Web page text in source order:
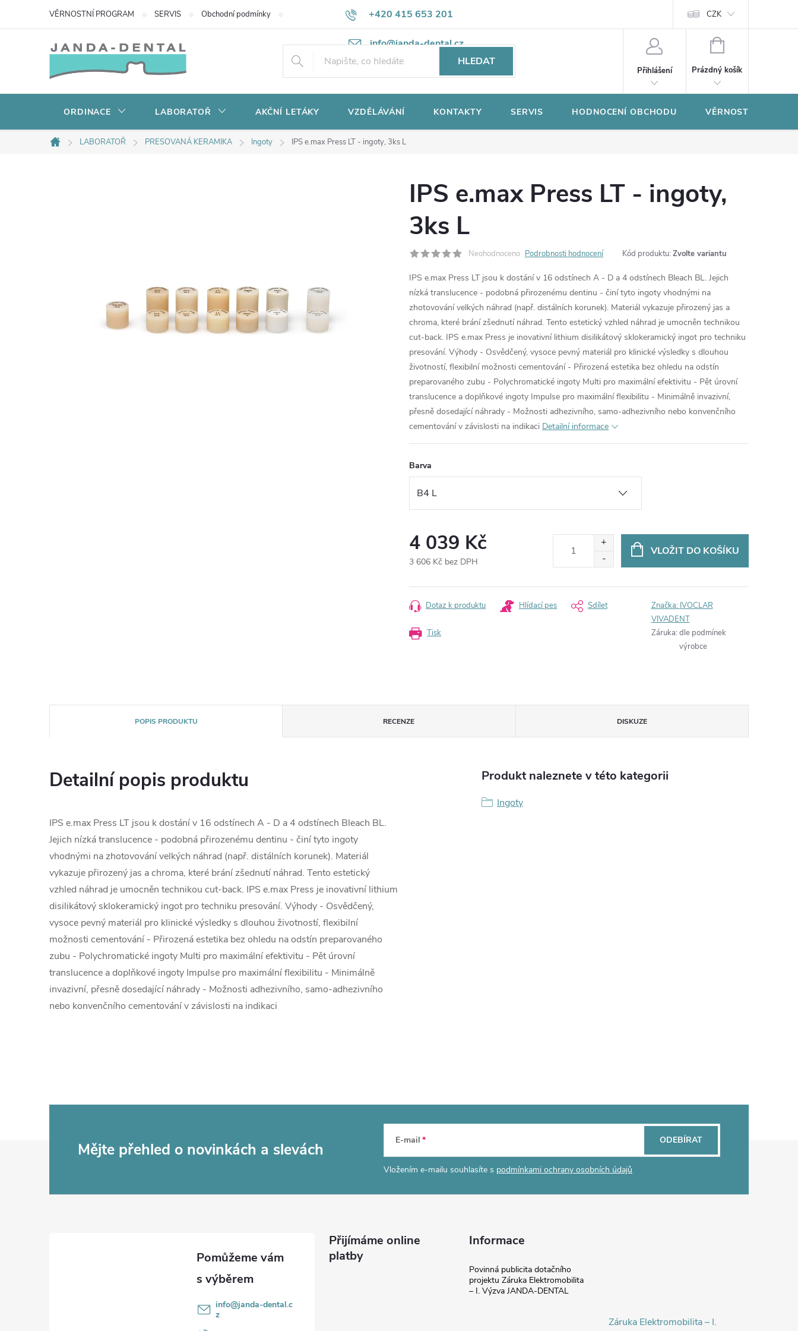
+420 415 653 201
info@janda-dental.cz
VĚRNOSTNÍ PROGRAM SERVIS Obchodní podmínky Potřebujete poradit? Ochrana osobních údajů CZK
HLEDAT
Přihlášení
NÁKUPNÍ
Prázdný košík
ORDINACE LABORATOŘ AKČNÍ LETÁKY VZDĚLÁVÁNÍ KONTAKTY SERVIS HODNOCENÍ OBCHODU VĚRNOSTNÍ
Domů
LABORATOŘ PRESOVANÁ KERAMIKA Ingoty IPS e.max Press LT - ingoty, 3ks L
IPS e.max Press LT - ingoty,
3ks L
Neohodnoceno Podrobnosti hodnocení Kód produktu: Zvolte variantu
IPS e.max Press LT jsou k dostání v 16 odstínech A - D a 4 odstínech Bleach BL. Jejich
nízká translucence - podobná přirozenému dentinu - činí tyto ingoty vhodnými na
zhotovování velkých náhrad (např. distálních korunek). Materiál vykazuje přirozený jas a
chroma, které brání zšednutí náhrad. Tento estetický vzhled náhrad je umocněn technikou
cut-back. IPS e.max Press je inovativní lithium disilikátový sklokeramický ingot pro techniku
presování. Výhody - Osvědčený, vysoce pevný materiál pro klinické výsledky s dlouhou
životností, flexibilní možnosti cementování - Přirozená estetika bez ohledu na odstín
preparovaného zubu - Polychromatické ingoty Multi pro maximální efektivitu - Pět úrovní
translucence a doplňkové ingoty Impulse pro maximální flexibilitu - Minimálně invazivní,
přesně dosedající náhrady - Možnosti adhezivního, samo-adhezivního nebo konvenčního
cementování v závislosti na indikaci Detailní informace
Barva
4 039 Kč
3 606 Kč bez DPH
cena:
VLOŽIT DO KOŠÍKU
Tisk
Dotaz k produktu Hlídací pes Sdílet Značka: IVOCLAR
VIVADENT
Záruka: dle podmínek
výrobce
POPIS PRODUKTU RECENZE DISKUZE
Detailní popis produktu
IPS e.max Press LT jsou k dostání v 16 odstínech A - D a 4 odstínech Bleach BL.
Jejich nízká translucence - podobná přirozenému dentinu - činí tyto ingoty
vhodnými na zhotovování velkých náhrad (např. distálních korunek). Materiál
vykazuje přirozený jas a chroma, které brání zšednutí náhrad. Tento estetický
vzhled náhrad je umocněn technikou cut-back. IPS e.max Press je inovativní lithium
disilikátový sklokeramický ingot pro techniku presování. Výhody - Osvědčený,
vysoce pevný materiál pro klinické výsledky s dlouhou životností, flexibilní
možnosti cementování - Přirozená estetika bez ohledu na odstín preparovaného
zubu - Polychromatické ingoty Multi pro maximální efektivitu - Pět úrovní
translucence a doplňkové ingoty Impulse pro maximální flexibilitu - Minimálně
invazivní, přesně dosedající náhrady - Možnosti adhezivního, samo-adhezivního
nebo konvenčního cementování v závislosti na indikaci
Produkt naleznete v této kategorii
Ingoty
Mějte přehled o novinkách a slevách E-mail
Vložením e-mailu souhlasíte s podmínkami ochrany osobních údajů
ODEBÍRAT
info@janda-dental.c
z
Přijímáme online
platby
Informace
Povinná publicita dotačního
projektu Záruka Elektromobilita
– I. Výzva JANDA-DENTAL
Záruka Elektromobilita – I.